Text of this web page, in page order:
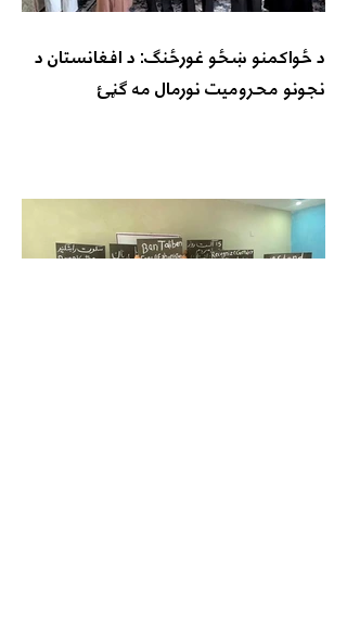
د ځواکمنو ښځو غورځنګ: د افغانستان د
نجونو محرومیت نورمال مه ګڼئ